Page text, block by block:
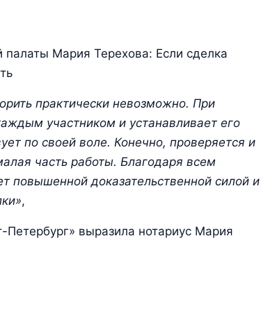
Мария Терехова: Если сделка
практически невозможно. При
участником и устанавливает его
по своей воле. Конечно, проверяется и
часть работы. Благодаря всем
повышенной доказательственной силой и
,
Петербург» выразила нотариус Мария